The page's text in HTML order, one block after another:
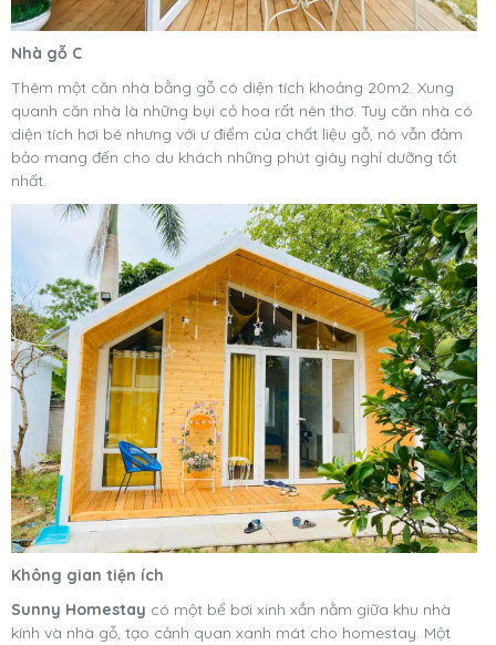
Nhà gỗ C
Thêm một căn nhà bằng gỗ có diện tích khoảng 20m2. Xung
quanh căn nhà là những bụi cỏ hoa rất nên thơ. Tuy căn nhà có
diện tích hơi bé nhưng với ư điểm của chất liệu gỗ, nó vẫn đảm
bảo mang đến cho du khách những phút giây nghỉ dưỡng tốt
nhất.
Không gian tiện ích
Sunny Homestay có một bể bơi xinh xắn nằm giữa khu nhà
kính và nhà gỗ, tạo cảnh quan xanh mát cho homestay. Một